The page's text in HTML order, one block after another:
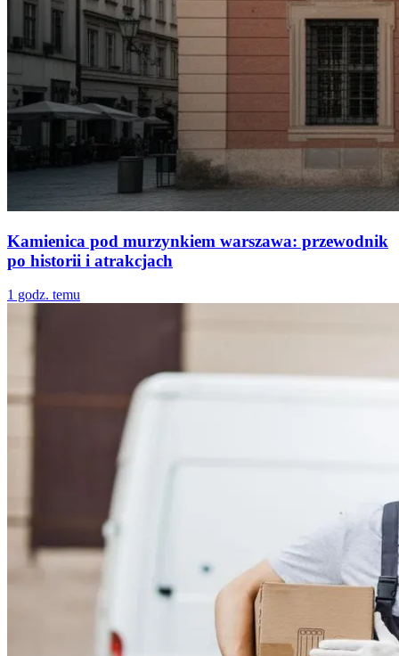
Kamienica pod murzynkiem warszawa: przewodnik
po historii i atrakcjach
1 godz. temu